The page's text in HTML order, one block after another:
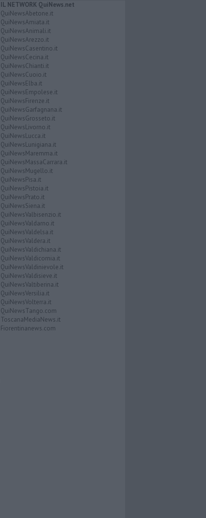
IL NETWORK QuiNews.net
QuiNewsAbetone.it
QuiNewsAmiata.it
QuiNewsAnimali.it
QuiNewsArezzo.it
QuiNewsCasentino.it
QuiNewsCecina.it
QuiNewsChianti.it
QuiNewsCuoio.it
QuiNewsElba.it
QuiNewsEmpolese.it
QuiNewsFirenze.it
QuiNewsGarfagnana.it
QuiNewsGrosseto.it
QuiNewsLivorno.it
QuiNewsLucca.it
QuiNewsLunigiana.it
QuiNewsMaremma.it
QuiNewsMassaCarrara.it
QuiNewsMugello.it
QuiNewsPisa.it
QuiNewsPistoia.it
QuiNewsPrato.it
QuiNewsSiena.it
QuiNewsValbisenzio.it
QuiNewsValdarno.it
QuiNewsValdelsa.it
QuiNewsValdera.it
QuiNewsValdichiana.it
QuiNewsValdicornia.it
QuiNewsValdinievole.it
QuiNewsValdisieve.it
QuiNewsValtiberina.it
QuiNewsVersilia.it
QuiNewsVolterra.it
QuiNewsTango.com
ToscanaMediaNews.it
Fiorentinanews.com